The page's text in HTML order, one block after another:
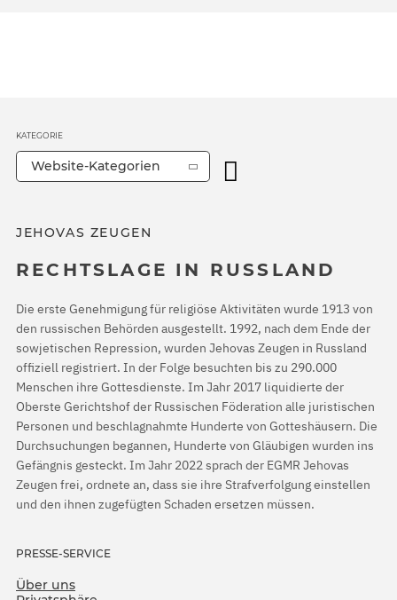
JEHOVAS ZEUGEN
RECHTSLAGE IN RUSSLAND
Die erste Genehmigung für religiöse Aktivitäten wurde 1913 von
den russischen Behörden ausgestellt. 1992, nach dem Ende der
sowjetischen Repression, wurden Jehovas Zeugen in Russland
offiziell registriert. In der Folge besuchten bis zu 290.000
Menschen ihre Gottesdienste. Im Jahr 2017 liquidierte der
Oberste Gerichtshof der Russischen Föderation alle juristischen
Personen und beschlagnahmte Hunderte von Gotteshäusern. Die
Durchsuchungen begannen, Hunderte von Gläubigen wurden ins
Gefängnis gesteckt. Im Jahr 2022 sprach der EGMR Jehovas
Zeugen frei, ordnete an, dass sie ihre Strafverfolgung einstellen
und den ihnen zugefügten Schaden ersetzen müssen.
PRESSE-SERVICE
Über uns
KATEGORIE
Website-Kategorien